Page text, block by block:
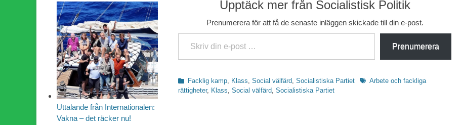
Upptäck mer från Socialistisk Politik
Prenumerera för att få de senaste inläggen skickade till din e-post.
Skriv din e-post …
Prenumerera
Kategorier
Facklig kamp, Klass, Social välfärd, Socialistiska Partiet Etiketter
Arbete och fackliga
rättigheter, Klass, Social välfärd, Socialistiska Partiet
Uttalande från Internationalen:
Vakna – det räcker nu!